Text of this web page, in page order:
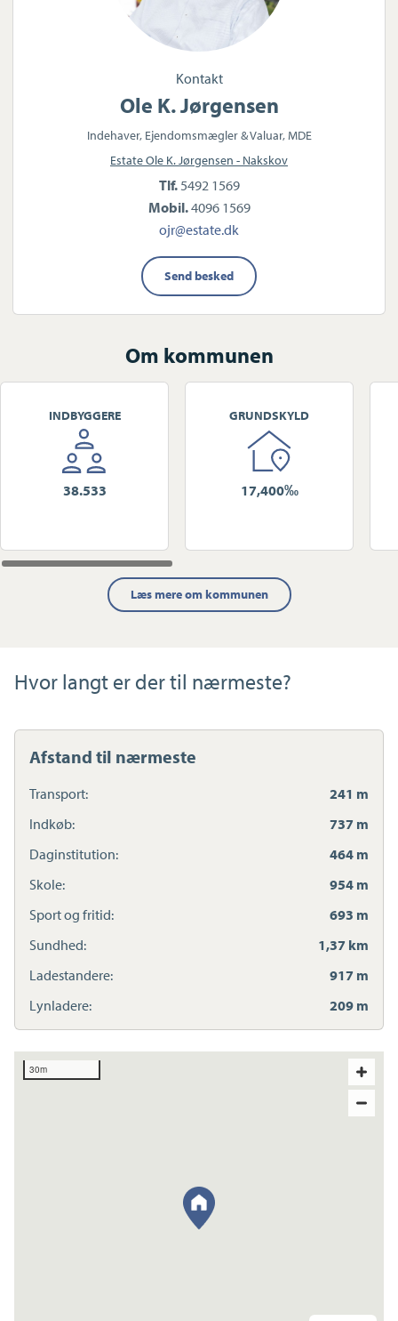
Kontakt
Ole K. Jørgensen
Indehaver, Ejendomsmægler & Valuar, MDE
Estate Ole K. Jørgensen - Nakskov
Tlf. 5492 1569
Mobil.4096 1569
ojr@estate.dk
Send besked
Om kommunen
INDBYGGERE
38.533
GRUNDSKYLD
17,400‰
Læs mere om kommunen
Hvor langt er der til nærmeste?
Afstand til nærmeste
Transport:
241 m
Indkøb:
737 m
Daginstitution:
464 m
Skole:
954 m
Sport og fritid:
693 m
Sundhed:
1,37 km
Ladestandere:
917 m
Lynladere:
209 m
30m